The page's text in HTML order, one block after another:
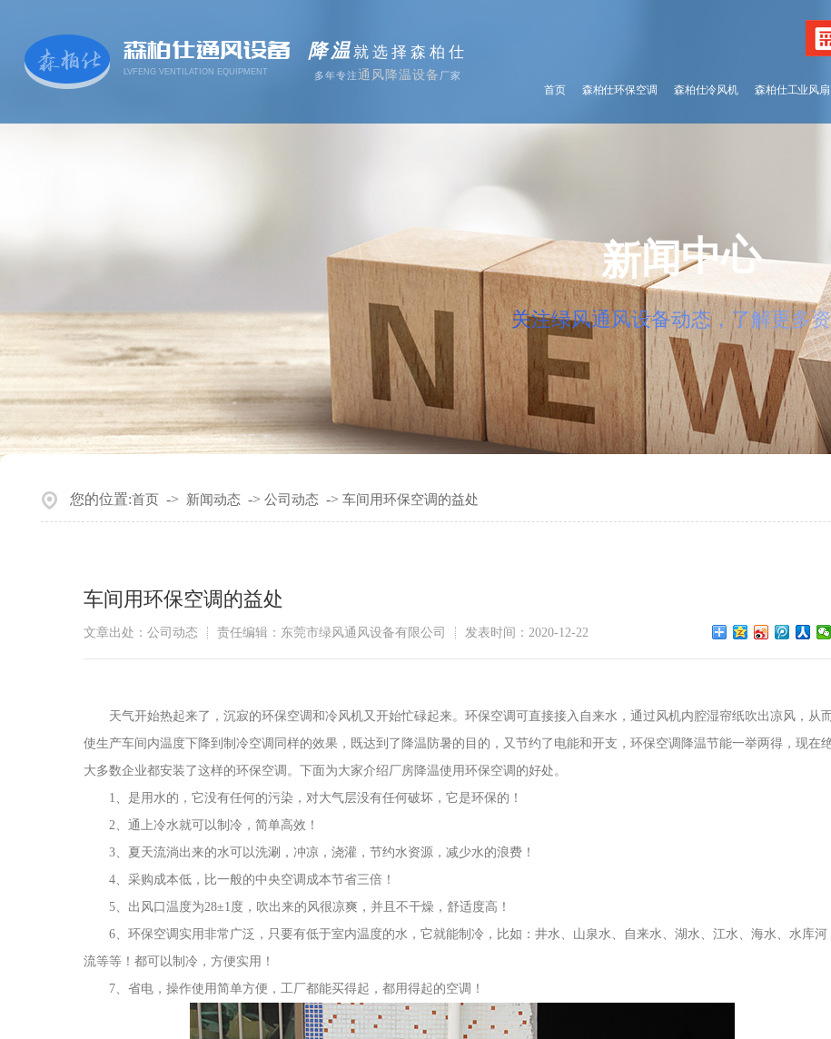
森柏仕通风设备
LVFENG VENTILATION EQUIPMENT
降温就选择森柏仕
多年专注通风降温设备 厂家
首页 森柏仕环保空调 森柏仕冷风机 森柏仕工业风扇
新闻中心
关注绿风通风设备动态，了解更多
您的位置:首页 -> 新闻动态 -> 公司动态 -> 车间用环保空调的益处
车间用环保空调的益处
文章出处：公司动态 责任编辑：东莞市绿风通风设备有限公司 发表时间：2020-12-22
天气开始热起来了，沉寂的环保空调和冷风机又开始忙碌起来。环保空调可直接接入自来水，通过风机内腔湿帘纸吹出凉风，从而
使生产车间内温度下降到制冷空调同样的效果，既达到了降温防暑的目的，又节约了电能和开支，环保空调降温节能一举两得，现在
大多数企业都安装了这样的环保空调。下面为大家介绍厂房降温使用环保空调的好处。
1、是用水的，它没有任何的污染，对大气层没有任何破坏，它是环保的！
2、通上冷水就可以制冷，简单高效！
3、夏天流淌出来的水可以洗涮，冲凉，浇灌，节约水资源，减少水的浪费！
4、采购成本低，比一般的中央空调成本节省三倍！
5、出风口温度为28±1度，吹出来的风很凉爽，并且不干燥，舒适度高！
6、环保空调实用非常广泛，只要有低于室内温度的水，它就能制冷，比如：井水、山泉水、自来水、湖水、江水、海水、水库河
流等等！都可以制冷，方便实用！
7、省电，操作使用简单方便，工厂都能买得起，都用得起的空调！